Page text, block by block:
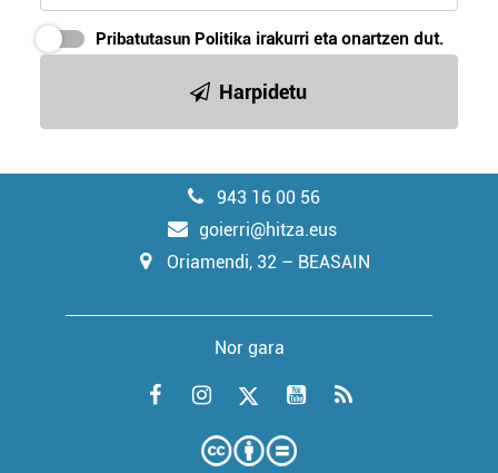
Pribatutasun Politika irakurri eta onartzen dut.
Harpidetu
943 16 00 56
goierri@hitza.eus
Oriamendi, 32 – BEASAIN
Nor gara